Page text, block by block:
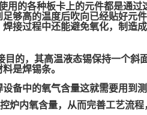
用的各种板卡上的元件都是通过
够高的温度后吹向已经贴好元
接过程中还能避免氧化，制造
的，其高温液态锡保持一个斜
是焊锡条。
备中的氧气含量这就需要用到
炉内氧含量，从而完善工艺流程